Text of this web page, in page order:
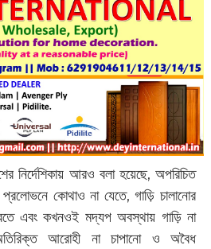
নির্দেশিকায় আরও বলা হয়েছে, অপরিচিত
কোথাও না যেতে, গাড়ি চালানোর
এবং কখনওই মদ্যপ অবস্থায় গাড়ি না
আরোহী না চাপানো ও অবৈধ